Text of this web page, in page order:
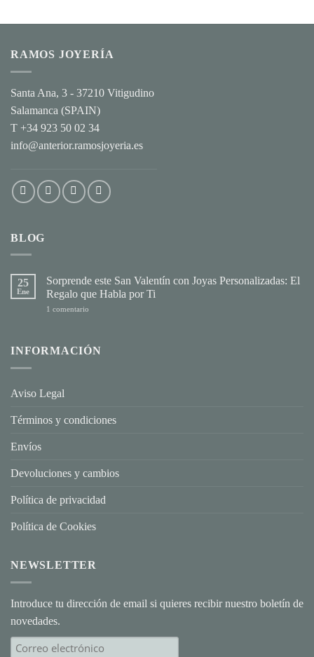
RAMOS JOYERÍA
Santa Ana, 3 - 37210 Vitigudino
Salamanca (SPAIN)
T +34 923 50 02 34
info@anterior.ramosjoyeria.es
BLOG
25
Ene
Sorprende este San Valentín con Joyas Personalizadas: El
Regalo que Habla por Ti
1 comentario
Valentín
con
por
INFORMACIÓN
Aviso Legal
Términos y condiciones
Envíos
Devoluciones y cambios
Política de privacidad
Política de Cookies
NEWSLETTER
Introduce tu dirección de email si quieres recibir nuestro boletín de
novedades.